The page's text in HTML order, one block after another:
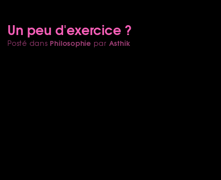
Un peu d'exercice ?
Posté dans Philosophie par Asthik